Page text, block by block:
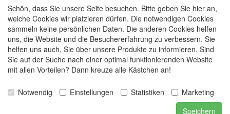
ELTIM
Eenrummerweg 5
9961PC Mensingeweer, Netherlands
info@eltim.eu
Schön, dass Sie unsere Seite besuchen. Bitte geben Sie hier an,
welche Cookies wir platzieren dürfen. Die notwendigen Cookies
sammeln keine persönlichen Daten. Die anderen Cookies helfen
uns, die Website und die Besuchererfahrung zu verbessern. Sie
helfen uns auch, Sie über unsere Produkte zu informieren. Sind
Sie auf der Suche nach einer optimal funktionierenden Website
mit allen Vorteilen? Dann kreuze alle Kästchen an!
Notwendig Einstellungen Statistiken
Marketing
Speichern